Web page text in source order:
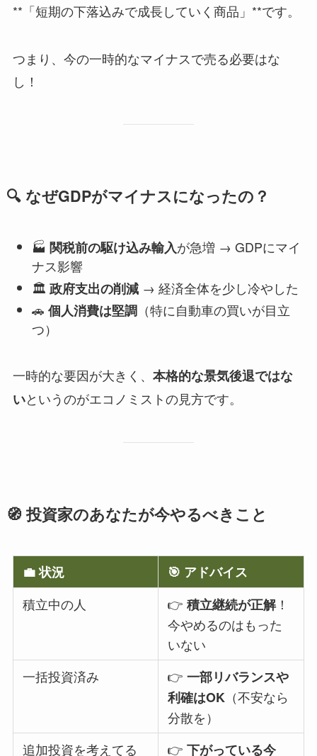
**「短期の下落込みで成長していく商品」**です。
つまり、今の一時的なマイナスで売る必要はな
し！
🔍 なぜGDPがマイナスになったの？
🏭 関税前の駆け込み輸入が急増 → GDPにマイ
ナス影響
🏛 政府支出の削減→ 経済全体を少し冷やした
🚗 個人消費は堅調（特に自動車の買いが目立
つ）
一時的な要因が大きく、 本格的な景気後退ではな
いというのがエコノミストの見方です。
🧭 投資家のあなたが今やるべきこと
💼 状況
🎯 アドバイス
積立中の人
👉積立継続が正解！
今やめるのはもった
いない
一括投資済み
👉一部リバランスや
利確はOK （不安なら
分散を）
追加投資を考えてる
👉下がっている今